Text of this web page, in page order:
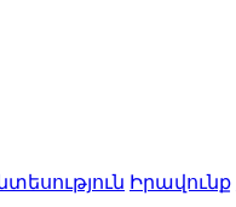
Իրավունք